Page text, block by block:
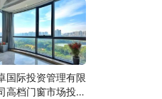
国际投资管理有限
高档门窗市场投资